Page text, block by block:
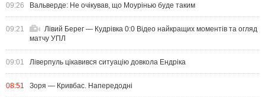
09:26 Вальверде: Не очікував, що Моурінью буде таким
09:21
Лівий Берег — Кудрівка 0:0 Відео найкращих моментів та огляд
матчу УПЛ
09:01 Ліверпуль цікавився ситуацію довкола Ендріка
08:51 Зоря — Кривбас. Напередодні